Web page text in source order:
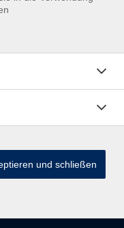
und schließen